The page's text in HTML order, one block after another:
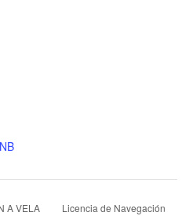
A VELA
Licencia de Navegación